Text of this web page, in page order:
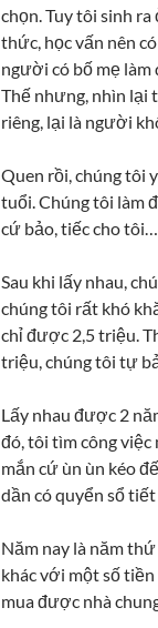
chọn. Tuy tôi sinh
thức, học vấn nên
người có bố mẹ làm
Thế nhưng, nhìn lại
riêng, lại là người
Quen rồi, chúng tôi
tuổi. Chúng tôi làm
cứ bảo, tiếc cho tôi…
Sau khi lấy nhau,
chúng tôi rất khó
chỉ được 2,5 triệu.
triệu, chúng tôi tự
Lấy nhau được 2
đó, tôi tìm công
mắn cứ ùn ùn kéo
dần có quyển sổ
Năm nay là năm
khác với một số
mua được nhà